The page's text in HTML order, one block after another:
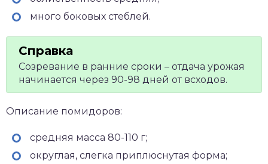
много боковых стеблей.
Созревание в ранние сроки – отдача урожая
начинается через 90-98 дней от всходов.
Описание помидоров:
средняя масса 80-110 г;
округлая, слегка приплюснутая форма;